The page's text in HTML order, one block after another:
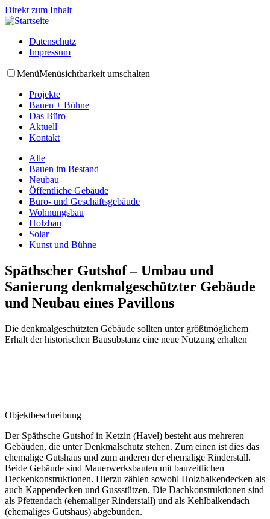
Direkt zum Inhalt
Datenschutz
Impressum
MenüMenüsichtbarkeit umschalten
Projekte
Bauen + Bühne
Das Büro
Aktuell
Kontakt
Alle
Bauen im Bestand
Neubau
Öffentliche Gebäude
Büro- und Geschäftsgebäude
Wohnungsbau
Holzbau
Solar
Kunst und Bühne
Späthscher Gutshof – Umbau und
Sanierung denkmalgeschützter Gebäude
und Neubau eines Pavillons
Die denkmalgeschützten Gebäude sollten unter größtmöglichem
Erhalt der historischen Bausubstanz eine neue Nutzung erhalten
Objektbeschreibung
Der Späthsche Gutshof in Ketzin (Havel) besteht aus mehreren
Gebäuden, die unter Denkmalschutz stehen. Zum einen ist dies das
ehemalige Gutshaus und zum anderen der ehemalige Rinderstall.
Beide Gebäude sind Mauerwerksbauten mit bauzeitlichen
Deckenkonstruktionen. Hierzu zählen sowohl Holzbalkendecken als
auch Kappendecken und Gussstützen. Die Dachkonstruktionen sind
als Pfettendach (ehemaliger Rinderstall) und als Kehlbalkendach
(ehemaliges Gutshaus) abgebunden.